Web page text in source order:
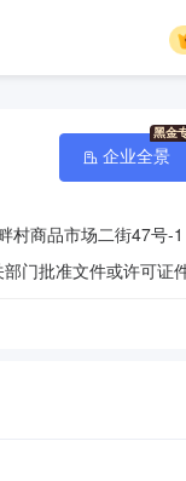
村商品市场二街47号-1
企业全景